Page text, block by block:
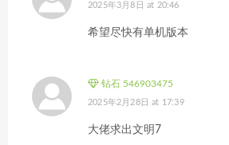
2025年3月8日 at 20:46
希望尽快有单机版本
钻石 546903475
2025年2月28日 at 17:39
大佬求出文明7